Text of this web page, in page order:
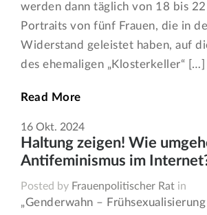
werden dann täglich von 18 bis
Portraits von fünf Frauen, die in
Widerstand geleistet haben, auf
des ehemaligen „Klosterkeller“ […]
Read More
16 Okt. 2024
Haltung zeigen! Wie
Antifeminismus im
Posted by Frauenpolitischer Rat in
„Genderwahn – Frühsexualisierung